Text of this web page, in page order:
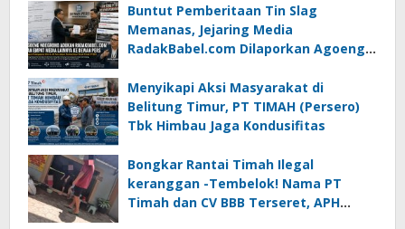
Buntut Pemberitaan Tin Slag
Memanas, Jejaring Media
RadakBabel.com Dilaporkan Agoeng
Menyikapi Aksi Masyarakat di
Belitung Timur, PT TIMAH (Persero)
Tbk Himbau Jaga Kondusifitas
Bongkar Rantai Timah Ilegal
keranggan -Tembelok! Nama PT
Timah dan CV BBB Terseret, APH